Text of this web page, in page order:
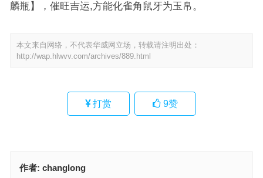
麟瓶】，催旺吉运,方能化雀角鼠牙为玉帛。
本文来自网络，不代表华威网立场，转载请注明出处：
http://wap.hlwvv.com/archives/889.html
打赏 9赞
作者: changlong